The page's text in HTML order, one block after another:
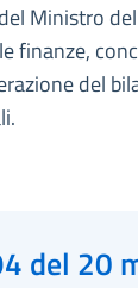
Ministro
finanze,
del
del 20